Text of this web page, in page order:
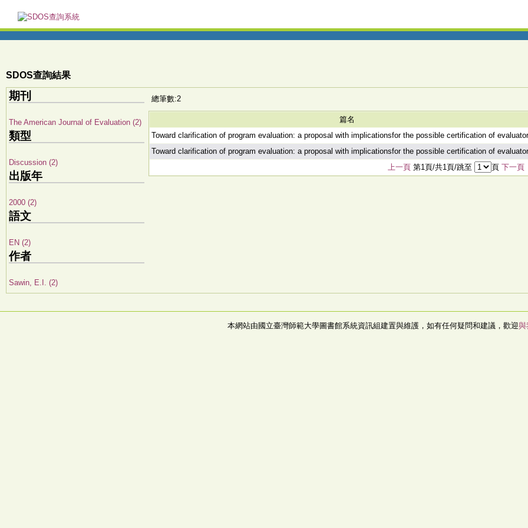
SDOS查詢結果
期刊
The American Journal of Evaluation (2)
類型
Discussion (2)
出版年
2000 (2)
語文
EN (2)
作者
Sawin, E.I. (2)
總筆數:2
篇名
Toward clarification of program evaluation: a proposal with implicationsfor the possible certification of
Toward clarification of program evaluation: a proposal with implicationsfor the possible certification of
上一頁第1頁/共1頁/跳至 頁 下一頁
本網站由國立臺灣師範大學圖書館系統資訊組建置與維護，如有任何疑問和建議，歡迎與